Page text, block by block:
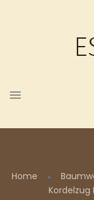
Home
Kordelzug